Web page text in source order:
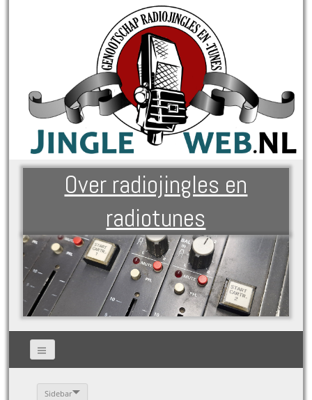
Over radiojingles en
radiotunes
Sidebar